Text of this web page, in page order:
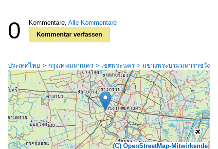
0 Kommentare, Alle Kommentare
Kommentar verfassen
ประเทศไทย > กรุงเทพมหานคร > เขตพระนคร > แขวงพระบรมมหาราชวัง
(C) OpenStreetMap-Mitwirkende